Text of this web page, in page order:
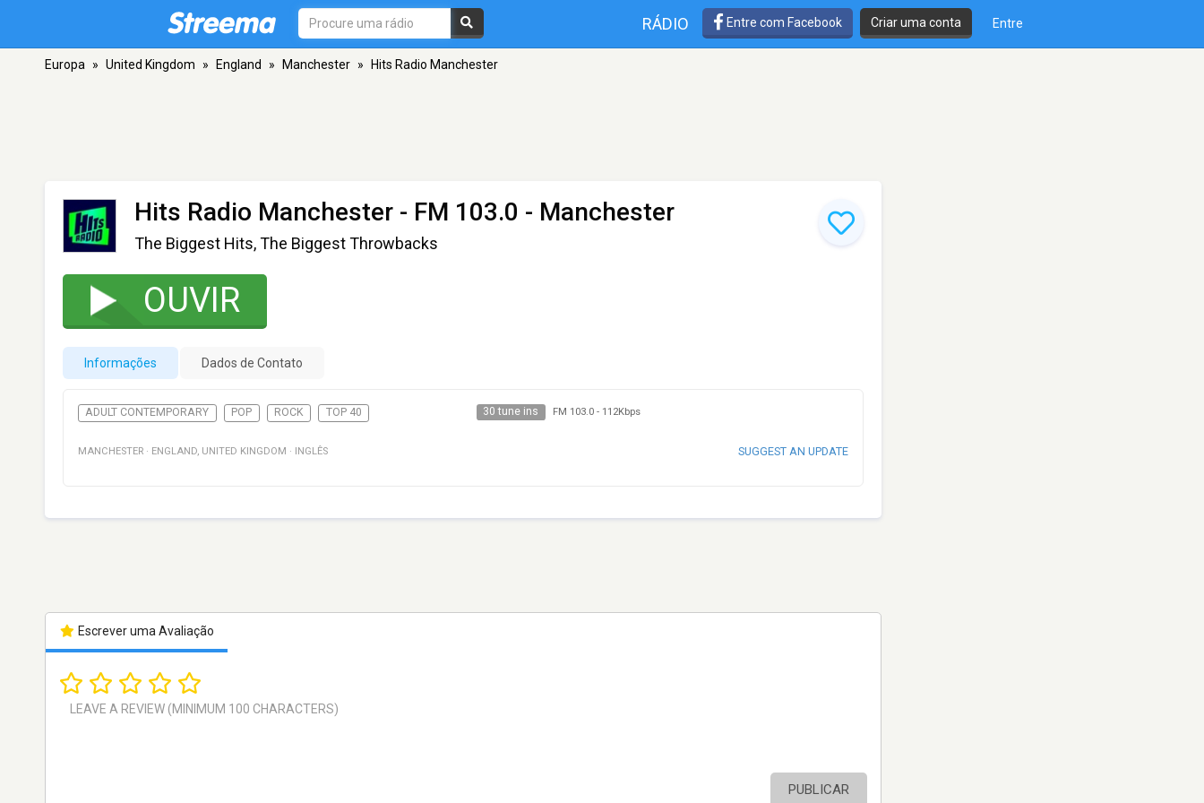
RÁDIO Entre com Facebook Criar uma conta Entre
Europa » United Kingdom » England » Manchester » Hits Radio Manchester
Hits Radio Manchester - FM 103.0 - Manchester
The Biggest Hits, The Biggest Throwbacks
OUVIR
Informações Dados de Contato
ADULT CONTEMPORARY POP ROCK TOP 40 30 tune ins FM 103.0- 112Kbps
MANCHESTER · ENGLAND, UNITED KINGDOM · INGLÊS SUGGEST AN UPDATE
Escrever uma Avaliação
PUBLICAR